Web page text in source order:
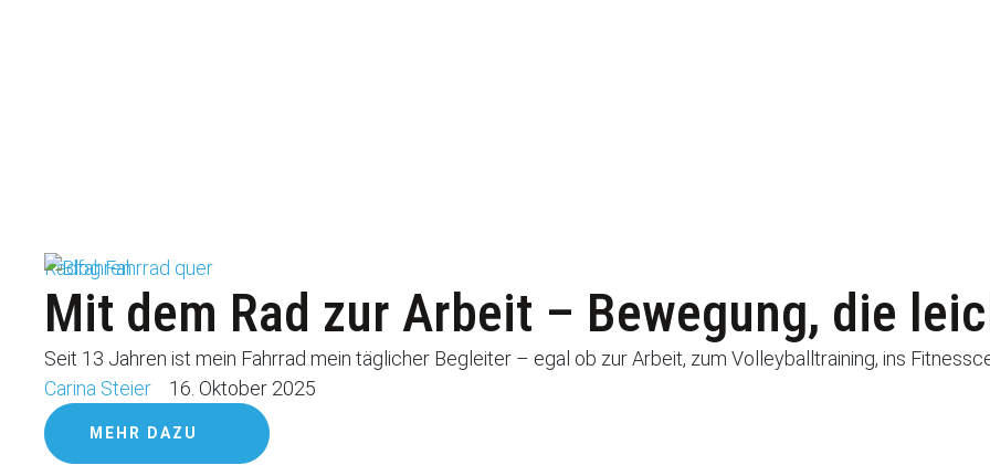
Radfahren
Mit dem Rad zur Arbeit – Bewegung, die
Seit 13 Jahren ist mein Fahrrad mein täglicher Begleiter – egal ob zur Arbeit, zum Volleyballtraining, ins
Carina Steier
16. Oktober 2025
MEHR DAZU